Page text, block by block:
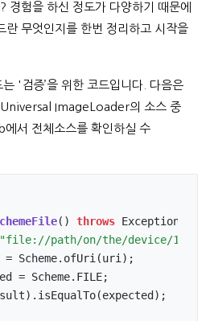
경험을 하신 정도가 다양하기 때문에
란 무엇인지를 한번 정리하고 시작을
'검증’을 위한 코드입니다. 다음은
Universal ImageLoader의 소스 중
서 전체소스를 확인하실 수
() throws Exception
"file://path/on/the/device/1.png"
= Scheme.ofUri(uri);
= Scheme.FILE;